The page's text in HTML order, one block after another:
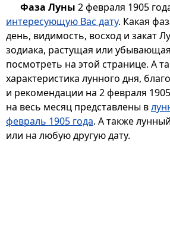
Фаза Луны 2 февраля 1905
интересующую Вас дату. Какая
день, видимость, восход и закат
зодиака, растущая или
посмотреть на этой странице. А
характеристика лунного дня,
и рекомендации на 2 февраля
на весь месяц представлены в
февраль 1905 года. А также
или на любую другую дату.